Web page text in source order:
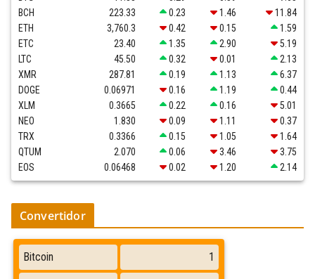
BCH
223.33 0.23 1.46
11.84
ETH
3,760.3 0.42 0.15
1.59
ETC
23.40 1.35 2.90
5.19
LTC
45.50 0.32 0.01
2.13
XMR
287.81 0.19 1.13
6.37
DOGE
0.06971 0.16 1.19
0.44
XLM
0.3665 0.22 0.16
5.01
NEO
1.830 0.09 1.11
0.37
TRX
0.3366 0.15 1.05
1.64
QTUM
2.070 0.06 3.46
3.75
EOS
0.06468 0.02 1.20 2.14
Convertidor